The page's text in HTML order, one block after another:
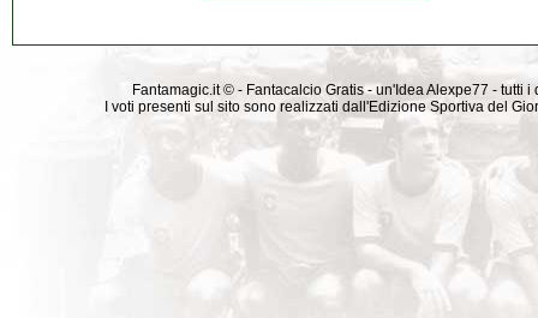
Fantamagic.it © - Fantacalcio Gratis - un'Idea Alexpe77 -
I voti presenti sul sito sono realizzati dall'Edizione Sportiva del